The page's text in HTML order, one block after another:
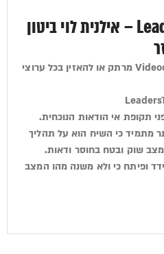
LeadersTalk by iTalent – אילנית לוי ביטון
מזמינים אתכם לצפות ב- Videocast מרתק או להאזין בכל ערוצי
תקופת אי הודאות הנוכחית.
מתמיד כי השיח הוא על תהליך
שוק ובטח בחוסר ודאות.
ופיתח כי ולא משנה מהו המצב